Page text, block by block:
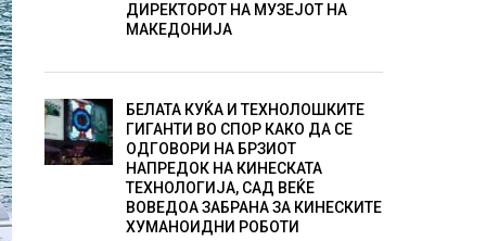
ДИРЕКТОРОТ НА МУЗЕЈОТ НА
МАКЕДОНИЈА
БЕЛАТА КУЌА И ТЕХНОЛОШКИТЕ
ГИГАНТИ ВО СПОР КАКО ДА СЕ
ОДГОВОРИ НА БРЗИОТ
НАПРЕДОК НА КИНЕСКАТА
ТЕХНОЛОГИЈА, САД ВЕЌЕ
ВОВЕДОА ЗАБРАНА ЗА КИНЕСКИТЕ
ХУМАНОИДНИ РОБОТИ